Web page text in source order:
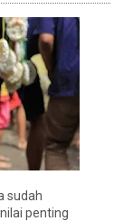
sudah
penting